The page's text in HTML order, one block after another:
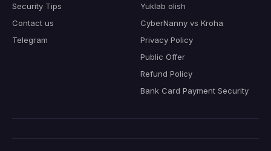
Security Tips
Contact us
Telegram
Yuklab olish
CyberNanny vs Kroha
Privacy Policy
Public Offer
Refund Policy
Bank Card Payment Security